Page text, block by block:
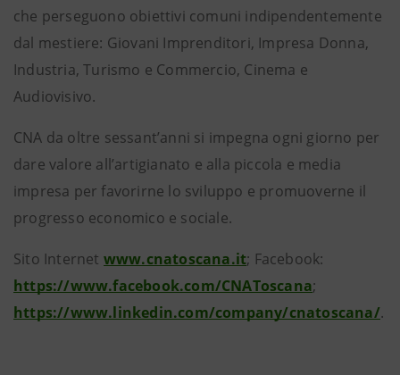
che perseguono obiettivi comuni indipendentemente
dal mestiere: Giovani Imprenditori, Impresa Donna,
Industria, Turismo e Commercio, Cinema e
Audiovisivo.
CNA da oltre sessant’anni si impegna ogni giorno per
dare valore all’artigianato e alla piccola e media
impresa per favorirne lo sviluppo e promuoverne il
progresso economico e sociale.
Sito Internet www.cnatoscana.it; Facebook:
https://www.facebook.com/CNAToscana;
https://www.linkedin.com/company/cnatoscana/.